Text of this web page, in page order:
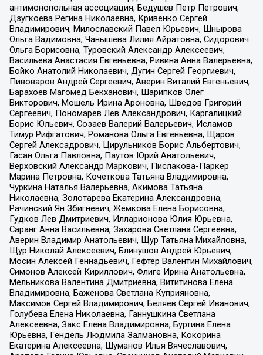
антимонопольная ассоциация, Бедушев Петр Петрович,
Дзугкоева Регина Николаевна, Кривенко Сергей
Владимирович, Милославский Павел Юрьевич, Шнырова
Ольга Вадимовна, Чанышева Лилия Айратовна, Сидорович
Ольга Борисовна, Туровский Александр Алексеевич,
Васильева Анастасия Евгеньевна, Ривина Анна Валерьевна,
Бойко Анатолий Николаевич, Дугин Сергей Георгиевич,
Пивоваров Андрей Сергеевич, Аверин Виталий Евгеньевич,
Барахоев Магомед Бекханович, Шарипков Олег
Викторович, Мошель Ирина Ароновна, Шведов Григорий
Сергеевич, Пономарев Лев Александрович, Каргалицкий
Борис Юльевич, Созаев Валерий Валерьевич, Исламов
Тимур Рифгатович, Романова Ольга Евгеньевна, Щаров
Сергей Алексадрович, Цирульников Борис Альбертович,
Гасан Ольга Павловна, Паутов Юрий Анатольевич,
Верховский Александр Маркович, Пислакова-Паркер
Марина Петровна, Кочеткова Татьяна Владимировна,
Чуркина Наталья Валерьевна, Акимова Татьяна
Николаевна, Золотарева Екатерина Александровна,
Рачинский Ян Збигневич, Жемкова Елена Борисовна,
Гудков Лев Дмитриевич, Илларионова Юлия Юрьевна,
Саранг Анна Васильевна, Захарова Светлана Сергеевна,
Аверин Владимир Анатольевич, Щур Татьяна Михайловна,
Щур Николай Алексеевич, Блинушов Андрей Юрьевич,
Мосин Алексей Геннадьевич, Гефтер Валентин Михайлович,
Симонов Алексей Кириллович, Флиге Ирина Анатольевна,
Мельникова Валентина Дмитриевна, Вититинова Елена
Владимировна, Баженова Светлана Куприяновна,
Максимов Сергей Владимирович, Беляев Сергей Иванович,
Голубева Елена Николаевна, Ганнушкина Светлана
Алексеевна, Закс Елена Владимировна, Буртина Елена
Юрьевна, Гендель Людмила Залмановна, Кокорина
Екатерина Алексеевна, Шуманов Илья Вячеславович,